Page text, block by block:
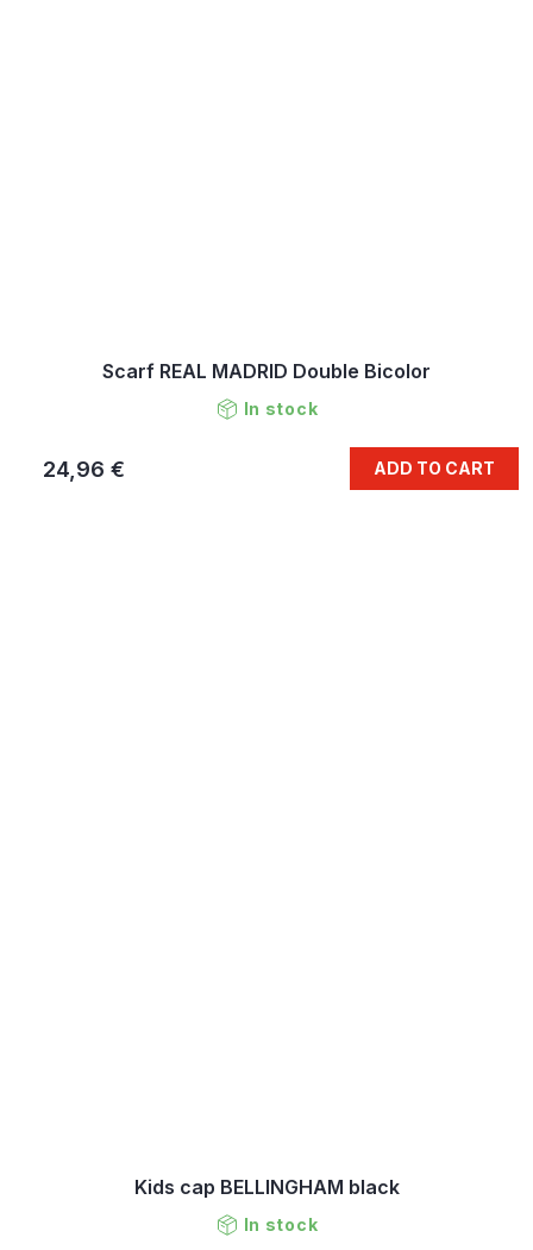
Scarf REAL MADRID Double Bicolor
In stock
24,96 € ADD TO CART
Kids cap BELLINGHAM black
In stock